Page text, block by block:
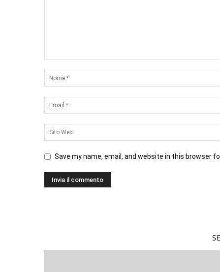
Save my name, email, and website in this browser